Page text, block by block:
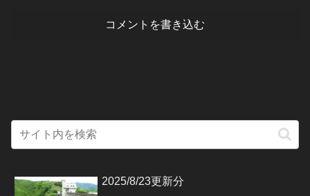
コメントを書き込む
2025/8/23更新分